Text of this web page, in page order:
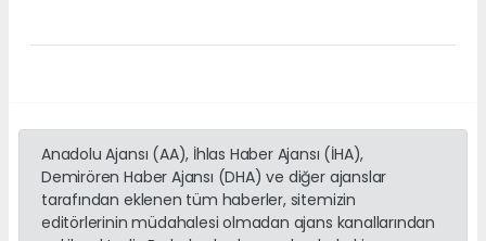
Anadolu Ajansı (AA), İhlas Haber Ajansı (İHA),
Demirören Haber Ajansı (DHA) ve diğer ajanslar
tarafından eklenen tüm haberler, sitemizin
editörlerinin müdahalesi olmadan ajans kanallarından